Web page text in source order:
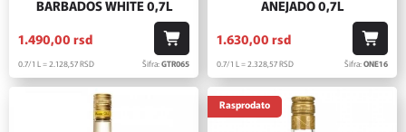
BARBADOS WHITE 0,7L
1.490,00 rsd
0.7/1 L = 2.128,57RSD Šifra:GTR065
ANEJADO 0,7L
1.630,00 rsd
0.7/1 L = 2.328,57RSD Šifra:ONE16
Rasprodato